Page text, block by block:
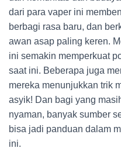
dari para vaper ini
berbagi rasa baru, dan
awan asap paling keren.
ini semakin memperkuat
saat ini. Beberapa juga
mereka menunjukkan trik
asyik! Dan bagi yang
nyaman, banyak sumber
bisa jadi panduan dalam
ini.